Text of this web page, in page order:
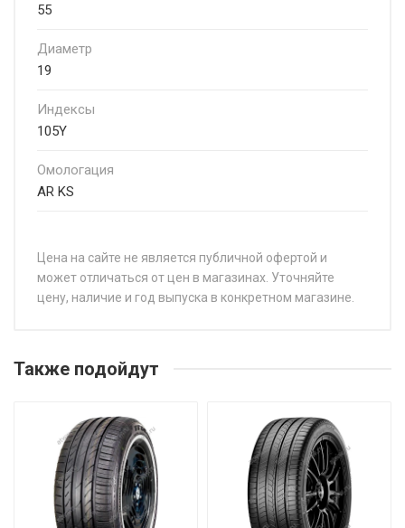
55
Диаметр
19
Индексы
105Y
Омологация
AR KS
Цена на сайте не является публичной офертой и
может отличаться от цен в магазинах. Уточняйте
цену, наличие и год выпуска в конкретном магазине.
Pirelli Scorpion Verde 215/60R17 96H
Pirelli Scorpion Verde 215/65R16 102H
Pirelli Scorpion Verde 215/65R17 99V
Также подойдут